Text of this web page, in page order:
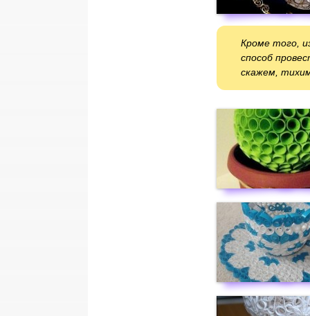
Кроме того,
способ
скажем,